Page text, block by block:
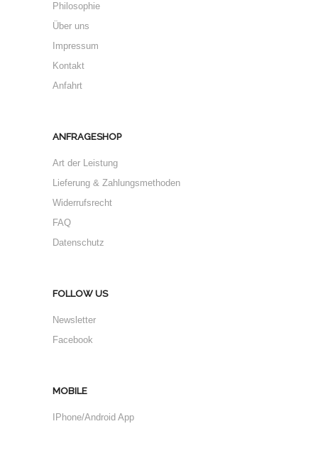
Philosophie
Über uns
Impressum
Kontakt
Anfahrt
ANFRAGESHOP
Art der Leistung
Lieferung & Zahlungsmethoden
Widerrufsrecht
FAQ
Datenschutz
FOLLOW US
Newsletter
Facebook
MOBILE
IPhone/Android App